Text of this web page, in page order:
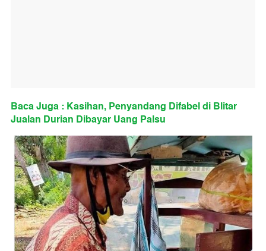
Baca Juga : Kasihan, Penyandang Difabel di Blitar
Jualan Durian Dibayar Uang Palsu